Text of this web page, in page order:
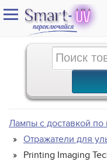
Лампы с доставкой по
Отражатели для
Printing Imaging